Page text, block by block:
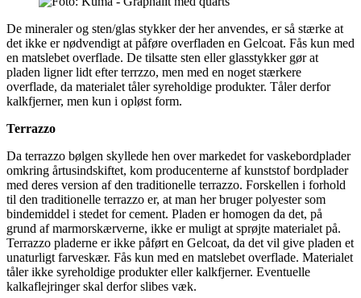
De mineraler og sten/glas stykker der her anvendes, er så stærke at
det ikke er nødvendigt at påføre overfladen en Gelcoat. Fås kun med
en matslebet overflade. De tilsatte sten eller glasstykker gør at
pladen ligner lidt efter terrzzo, men med en noget stærkere
overflade, da materialet tåler syreholdige produkter. Tåler derfor
kalkfjerner, men kun i opløst form.
Terrazzo
Da terrazzo bølgen skyllede hen over markedet for vaskebordplader
omkring årtusindskiftet, kom producenterne af kunststof bordplader
med deres version af den traditionelle terrazzo. Forskellen i forhold
til den traditionelle terrazzo er, at man her bruger polyester som
bindemiddel i stedet for cement. Pladen er homogen da det, på
grund af marmorskærverne, ikke er muligt at sprøjte materialet på.
Terrazzo pladerne er ikke påført en Gelcoat, da det vil give pladen et
unaturligt farveskær. Fås kun med en matslebet overflade. Materialet
tåler ikke syreholdige produkter eller kalkfjerner. Eventuelle
kalkaflejringer skal derfor slibes væk.